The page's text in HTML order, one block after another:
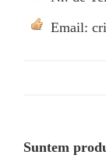
Email:
Suntem